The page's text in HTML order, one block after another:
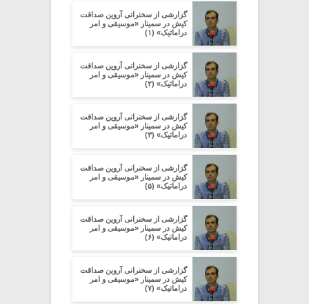
گزارشی از سخنرانی آروین صداقت
کیش در سمینار «موسیقی و امر
دراماتیک» (۱)
گزارشی از سخنرانی آروین صداقت
کیش در سمینار «موسیقی و امر
دراماتیک» (۲)
گزارشی از سخنرانی آروین صداقت
کیش در سمینار «موسیقی و امر
دراماتیک» (۳)
گزارشی از سخنرانی آروین صداقت
کیش در سمینار «موسیقی و امر
دراماتیک» (۵)
گزارشی از سخنرانی آروین صداقت
کیش در سمینار «موسیقی و امر
دراماتیک» (۶)
گزارشی از سخنرانی آروین صداقت
کیش در سمینار «موسیقی و امر
دراماتیک» (۷)